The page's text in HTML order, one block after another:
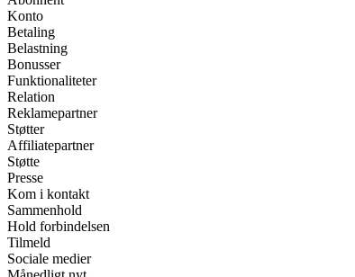
Konto
Betaling
Belastning
Bonusser
Funktionaliteter
Relation
Reklamepartner
Støtter
Affiliatepartner
Støtte
Presse
Kom i kontakt
Sammenhold
Hold forbindelsen
Tilmeld
Sociale medier